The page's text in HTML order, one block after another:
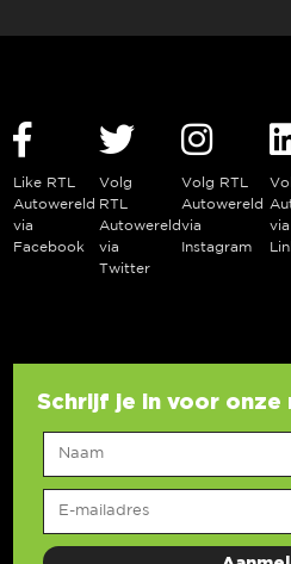
Like RTL
Autowereld
via
Facebook
Volg
RTL
Autowereld
via
Twitter
Volg RTL
Autowereld
via
Instagram
via
Schrijf je in voor onze